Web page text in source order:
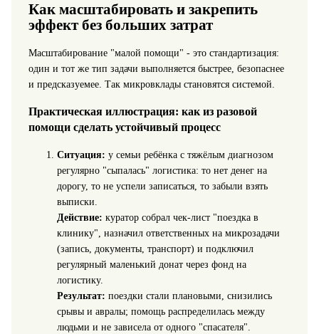
Как масштабировать и закрепить
эффект без больших затрат
Масштабирование "малой помощи" - это стандартизация:
один и тот же тип задачи выполняется быстрее, безопаснее
и предсказуемее. Так микровклады становятся системой.
Практическая иллюстрация: как из разовой
помощи сделать устойчивый процесс
Ситуация: у семьи ребёнка с тяжёлым диагнозом
регулярно "сыпалась" логистика: то нет денег на
дорогу, то не успели записаться, то забыли взять
выписки.
Действие: куратор собрал чек-лист "поездка в
клинику", назначил ответственных на микрозадачи
(запись, документы, транспорт) и подключил
регулярный маленький донат через фонд на
логистику.
Результат: поездки стали плановыми, снизились
срывы и авралы; помощь распределилась между
людьми и не зависела от одного "спасателя".